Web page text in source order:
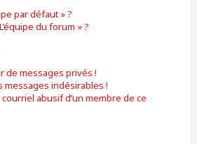
par défaut » ?
du forum » ?
de messages privés !
messages indésirables !
courriel abusif d’un membre de ce